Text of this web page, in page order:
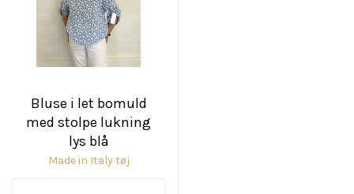
Bluse i let bomuld
med stolpe lukning
lys blå
Made in Italy tøj